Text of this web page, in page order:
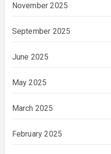
November 2025
September 2025
June 2025
May 2025
March 2025
February 2025